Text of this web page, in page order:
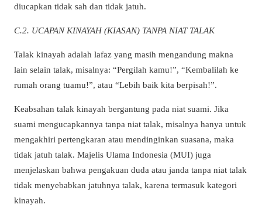
diucapkan tidak sah dan tidak jatuh.
C.2. UCAPAN KINAYAH (KIASAN) TANPA NIAT TALAK
Talak kinayah adalah lafaz yang masih mengandung makna
lain selain talak, misalnya: “Pergilah kamu!”, “Kembalilah ke
rumah orang tuamu!”, atau “Lebih baik kita berpisah!”.
Keabsahan talak kinayah bergantung pada niat suami. Jika
suami mengucapkannya tanpa niat talak, misalnya hanya untuk
mengakhiri pertengkaran atau mendinginkan suasana, maka
tidak jatuh talak. Majelis Ulama Indonesia (MUI) juga
menjelaskan bahwa pengakuan duda atau janda tanpa niat talak
tidak menyebabkan jatuhnya talak, karena termasuk kategori
kinayah.